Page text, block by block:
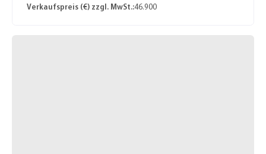
Verkaufspreis (€) zzgl. MwSt.:46.900